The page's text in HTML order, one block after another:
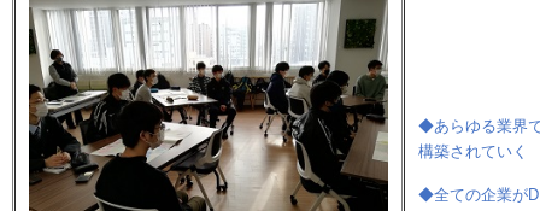
◆あらゆる業界
構築されていく
◆全ての企業が